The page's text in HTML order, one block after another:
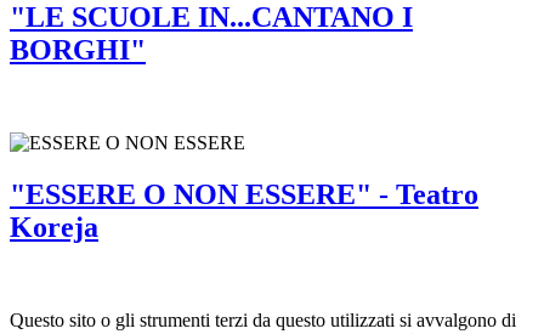
"LE SCUOLE IN...CANTANO I
BORGHI"
"ESSERE O NON ESSERE" - Teatro
Koreja
Questo sito o gli strumenti terzi da questo utilizzati si avvalgono di